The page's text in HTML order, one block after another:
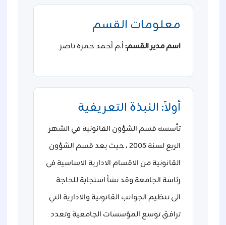
معلومات القسم
اسم مدير القسم:أ.م أحمد حمزة ناصر
أولاً: النبذة التعريفية
تأسسه قسم الشؤون القانونية في الشهر
الربع لسنة 2005 ، حيث يعد قسم الشؤون
القانونية من الاقسام الادارية الاساسية في
رئاسة الجامعة وقد نشأ استجابة للحاجة
الى تنظيم الجوانب القانونية والادارية التي
ترافق توسع المؤسسات الجامعية وتعدد